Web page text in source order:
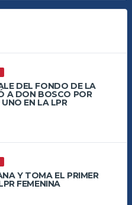
DEL FONDO DE LA
A DON BOSCO POR
EN LA LPR
Y TOMA EL PRIMER
FEMENINA